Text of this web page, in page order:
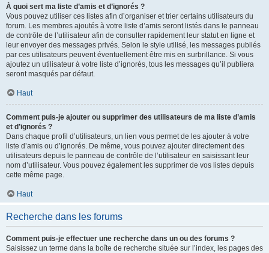
À quoi sert ma liste d’amis et d’ignorés ?
Vous pouvez utiliser ces listes afin d’organiser et trier certains utilisateurs du
forum. Les membres ajoutés à votre liste d’amis seront listés dans le panneau
de contrôle de l’utilisateur afin de consulter rapidement leur statut en ligne et
leur envoyer des messages privés. Selon le style utilisé, les messages publiés
par ces utilisateurs peuvent éventuellement être mis en surbrillance. Si vous
ajoutez un utilisateur à votre liste d’ignorés, tous les messages qu’il publiera
seront masqués par défaut.
Haut
Comment puis-je ajouter ou supprimer des utilisateurs de ma liste d’amis
et d’ignorés ?
Dans chaque profil d’utilisateurs, un lien vous permet de les ajouter à votre
liste d’amis ou d’ignorés. De même, vous pouvez ajouter directement des
utilisateurs depuis le panneau de contrôle de l’utilisateur en saisissant leur
nom d’utilisateur. Vous pouvez également les supprimer de vos listes depuis
cette même page.
Haut
Recherche dans les forums
Comment puis-je effectuer une recherche dans un ou des forums ?
Saisissez un terme dans la boîte de recherche située sur l’index, les pages des